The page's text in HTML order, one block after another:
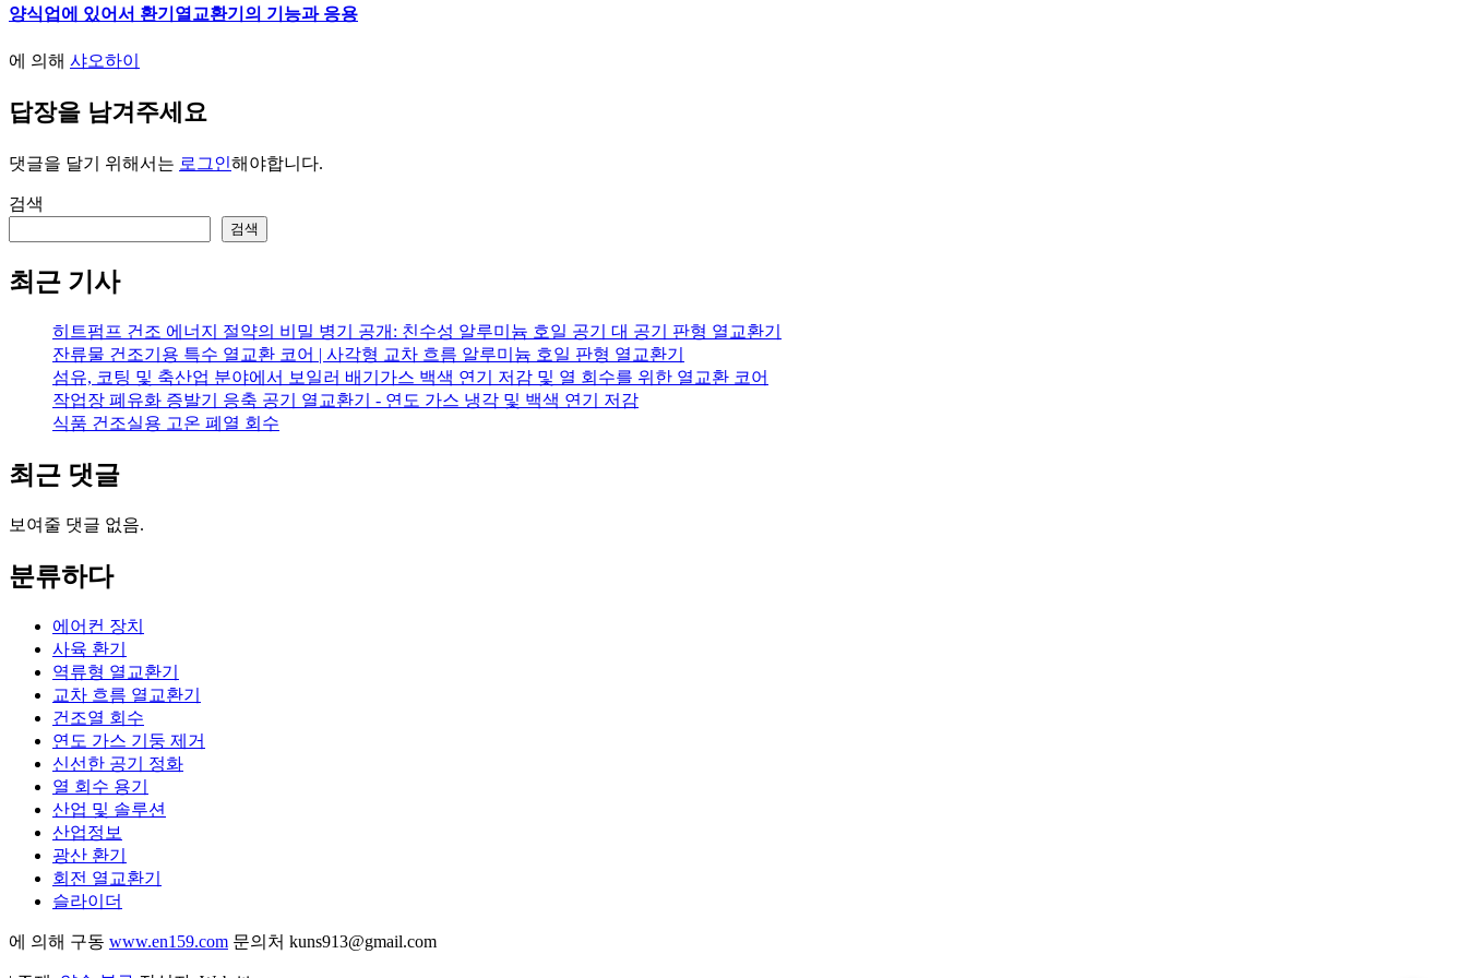
양식업에 있어서 환기열교환기의 기능과 응용
에 의해 샤오하이
답장을 남겨주세요
댓글을 달기 위해서는 로그인해야합니다.
검색
검색
최근 기사
히트펌프 건조 에너지 절약의 비밀 병기 공개: 친수성 알루미늄 호일 공기 대 공기 판형 열교환기
잔류물 건조기용 특수 열교환 코어 | 사각형 교차 흐름 알루미늄 호일 판형 열교환기
섬유, 코팅 및 축산업 분야에서 보일러 배기가스 백색 연기 저감 및 열 회수를 위한 열교환 코어
작업장 폐유화 증발기 응축 공기 열교환기 - 연도 가스 냉각 및 백색 연기 저감
식품 건조실용 고온 폐열 회수
최근 댓글
보여줄 댓글 없음.
분류하다
에어컨 장치
사육 환기
역류형 열교환기
교차 흐름 열교환기
건조열 회수
연도 가스 기둥 제거
신선한 공기 정화
열 회수 용기
산업 및 솔루션
산업정보
광산 환기
회전 열교환기
슬라이더
에 의해 구동 www.en159.com 문의처 kuns913@gmail.com